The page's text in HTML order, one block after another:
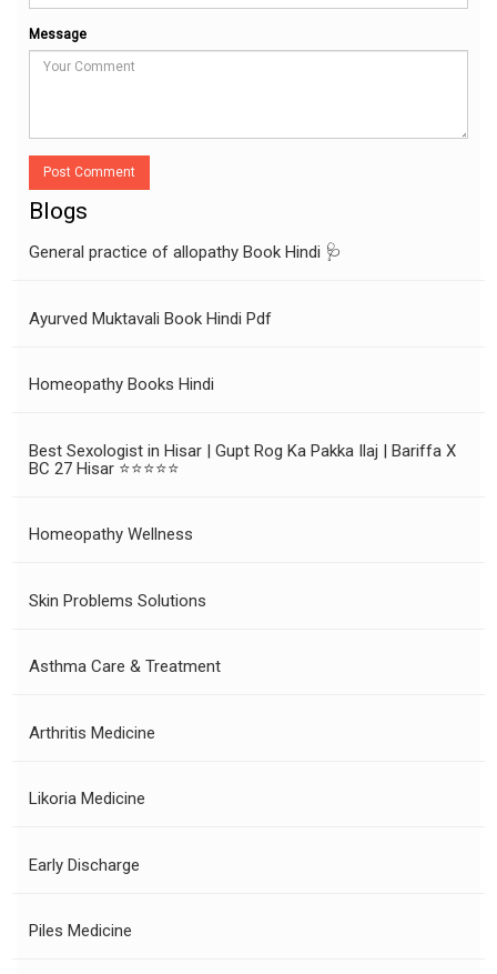
Message
Post Comment
Blogs
General practice of allopathy Book Hindi 🩺
Ayurved Muktavali Book Hindi Pdf
Homeopathy Books Hindi
Best Sexologist in Hisar | Gupt Rog Ka Pakka Ilaj | Bariffa X
BC 27 Hisar ⭐⭐⭐⭐⭐
Homeopathy Wellness
Skin Problems Solutions
Asthma Care & Treatment
Arthritis Medicine
Likoria Medicine
Early Discharge
Piles Medicine